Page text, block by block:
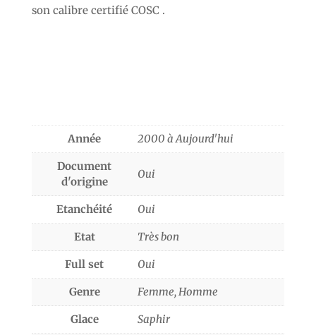
son calibre certifié COSC .
Année 2000 à Aujourd'hui
Document
d'origine
Oui
Etanchéité Oui
Etat Très bon
Full set Oui
Genre Femme, Homme
Glace Saphir